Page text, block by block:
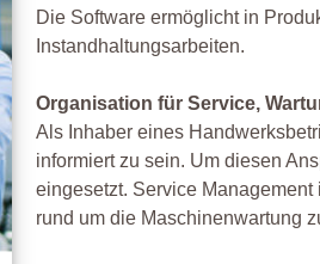
Die Software ermöglicht in
Instandhaltungsarbeiten.
Organisation für Service,
Als Inhaber eines
informiert zu sein. Um diesen
eingesetzt. Service
rund um die Maschinenwartung